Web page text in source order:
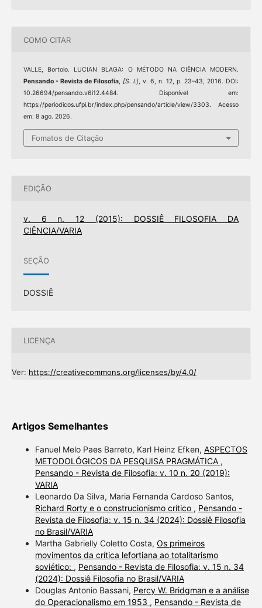
COMO CITAR
VALLE, Bortolo. LUCIAN BLAGA: O MÉTODO NA CIÊNCIA MODERN.
Pensando - Revista de Filosofia,[S. l.], v. 6, n. 12, p. 23–43, 2016. DOI:
10.26694/pensando.v6i12.4484. Disponível em:
https://periodicos.ufpi.br/index.php/pensando/article/view/3303. Acesso
em: 8 ago. 2026.
Fomatos de Citação
EDIÇÃO
v. 6 n. 12 (2015): DOSSIÊ FILOSOFIA DA
CIÊNCIA/VARIA
SEÇÃO
DOSSIÊ
LICENÇA
Ver: https://creativecommons.org/licenses/by/4.0/
Artigos Semelhantes
Fanuel Melo Paes Barreto, Karl Heinz Efken, ASPECTOS
METODOLÓGICOS DA PESQUISA PRAGMÁTICA ,
Pensando - Revista de Filosofia: v. 10 n. 20 (2019):
VARIA
Leonardo Da Silva, Maria Fernanda Cardoso Santos,
Richard Rorty e o construcionismo crítico , Pensando -
Revista de Filosofia: v. 15 n. 34 (2024): Dossiê Filosofia
no Brasil/VARIA
Martha Gabrielly Coletto Costa, Os primeiros
movimentos da crítica lefortiana ao totalitarismo
soviético: , Pensando - Revista de Filosofia: v. 15 n. 34
(2024): Dossiê Filosofia no Brasil/VARIA
Douglas Antonio Bassani, Percy W. Bridgman e a análise
do Operacionalismo em 1953 , Pensando - Revista de